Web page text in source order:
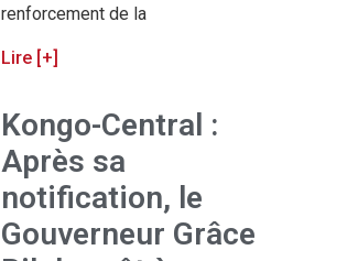
renforcement de la
Lire [+]
Kongo-Central :
Après sa
notification, le
Gouverneur Grâce